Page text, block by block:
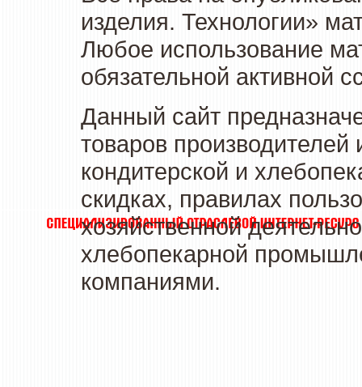
изделия. Технологии»
Любое использование
обязательной активной
Данный сайт
товаров
кондитерской и
скидках, правилах
хозяйственной
хлебопекарной
компаниями.